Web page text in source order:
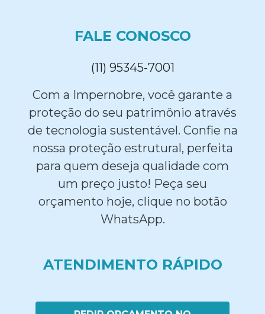
FALE CONOSCO
(11) 95345-7001
Com a Impernobre, você garante a
proteção do seu patrimônio através
de tecnologia sustentável. Confie na
nossa proteção estrutural, perfeita
para quem deseja qualidade com
um preço justo! Peça seu
orçamento hoje, clique no botão
WhatsApp.
ATENDIMENTO RÁPIDO